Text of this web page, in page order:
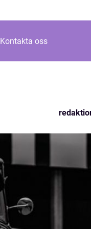
Kontakta oss